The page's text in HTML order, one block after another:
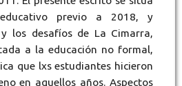
previo a 2018, y
los desafíos de La Cimarra,
a la educación no formal,
que lxs estudiantes hicieron
en aquellos años. Aspectos